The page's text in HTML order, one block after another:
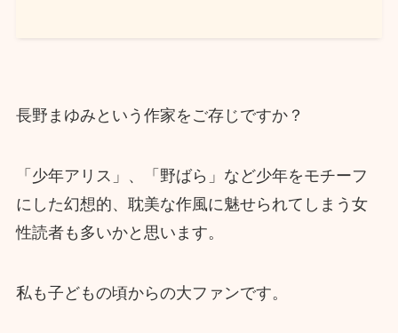
長野まゆみという作家をご存じですか？
「少年アリス」、「野ばら」など少年をモチーフ
にした幻想的、耽美な作風に魅せられてしまう女
性読者も多いかと思います。
私も子どもの頃からの大ファンです。